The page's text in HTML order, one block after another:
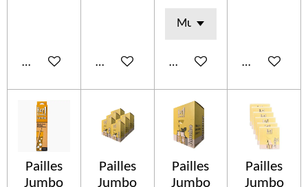
Add to cart Add to cart Add to cart Add to cart
Pailles
Jumbo
Pailles
Jumbo
Pailles
Jumbo
Pailles
Jumbo